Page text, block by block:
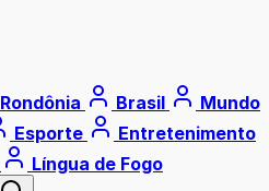
Rondônia Brasil
Mundo
Esporte
Entretenimento
Língua de Fogo